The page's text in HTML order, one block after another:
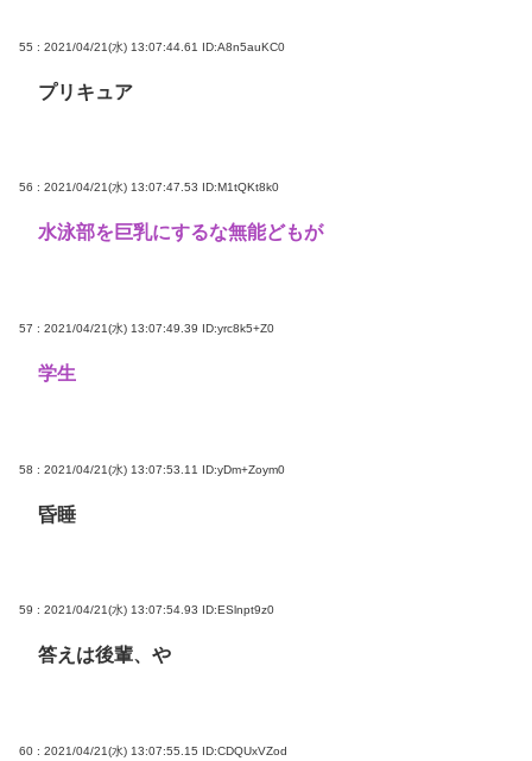
55 : 2021/04/21(水) 13:07:44.61 ID:A8n5auKC0
プリキュア
56 : 2021/04/21(水) 13:07:47.53 ID:M1tQKt8k0
水泳部を巨乳にするな無能どもが
57 : 2021/04/21(水) 13:07:49.39 ID:yrc8k5+Z0
学生
58 : 2021/04/21(水) 13:07:53.11 ID:yDm+Zoym0
昏睡
59 : 2021/04/21(水) 13:07:54.93 ID:ESlnpt9z0
答えは後輩、や
60 : 2021/04/21(水) 13:07:55.15 ID:CDQUxVZod